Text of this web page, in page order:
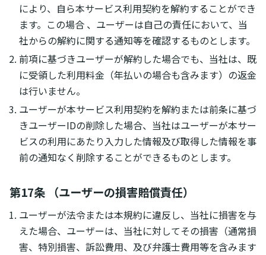
により、自ら本サービス利用契約を解約することができ
ます。この場合 、ユーザーは自己の責任において、当
社からの解約に関する通知等を確認するものとします。
前項に基づきユーザーが解約した場合でも、当社は、既
に受領した利用料金（年払いの場合も含みます）の返金
は行いません。
ユーザーが本サービス利用契約を解約または前条に基づ
きユーザーIDの削除した場合、当社はユーザーが本サー
ビスの利用にあたり入力した情報及び取得した情報を事
前の通知なく削除することができるものとします。
第17条 （ユーザーの損害賠償責任）
ユーザーが法令または本規約に違反し、当社に損害を与
えた場合、ユーザーは、当社に対してその損害（通常損
害、特別損害、訴訟費用、及び弁護士費用等を含みます